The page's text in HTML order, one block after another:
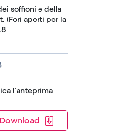
soffioni e della
(Fori aperti per la
l'anteprima
Download